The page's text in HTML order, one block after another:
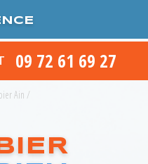
09 72 61 69 27
Ain /